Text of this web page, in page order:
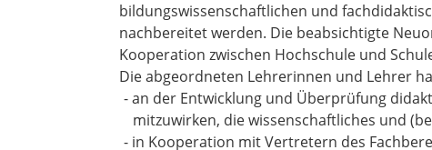
bildungswissenschaftlichen und
nachbereitet werden. Die beabsichtigte
Kooperation zwischen Hochschule und
Die abgeordneten Lehrerinnen und Lehrer
-an der Entwicklung und Überprüfung
mitzuwirken, die wissenschaftliches und
- in Kooperation mit Vertretern des